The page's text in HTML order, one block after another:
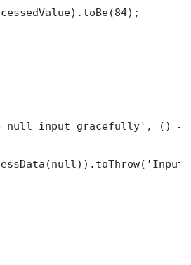
null input gracefully', ()